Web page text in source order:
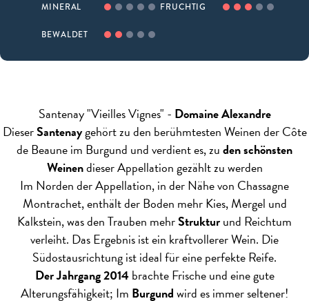
MINERAL FRUCHTIG
BEWALDET
Santenay "Vieilles Vignes" - Domaine Alexandre
DieserSantenaygehört zu den berühmtesten Weinen der Côte
de Beaune im Burgund und verdient es, zuden schönsten
Weinendieser Appellation gezählt zu werden
Im Norden der Appellation, in der Nähe von Chassagne
Montrachet, enthält der Boden mehr Kies, Mergel und
Kalkstein, was den Trauben mehrStrukturund Reichtum
verleiht. Das Ergebnis ist ein kraftvollerer Wein. Die
Südostausrichtung ist ideal für eine perfekte Reife.
Der Jahrgang 2014brachte Frische und eine gute
Alterungsfähigkeit; Im Burgundwird es immer seltener!